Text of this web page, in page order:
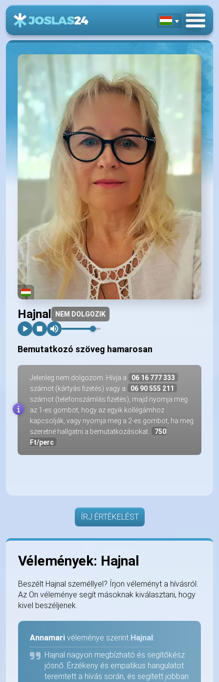
Hajnal NEM DOLGOZIK
Bemutatkozó szöveg hamarosan
Jelenleg nem dolgozom. Hívja a
06 16 777 333
számot (kártyás fizetés) vagy a
06 90 555 211
számot (telefonszámlás fizetés), majd nyomja meg
az 1-es gombot, hogy az egyik kollégámhoz
kapcsolják, vagy nyomja meg a 2-es gombot, ha meg
szeretné hallgatni a bemutatkozásokat.
750
Ft/perc
ÍRJ ÉRTÉKELÉST
Vélemények: Hajnal
Beszélt Hajnal személlyel? Írjon véleményt a hívásról.
Az Ön véleménye segít másoknak kiválasztani, hogy
kivel beszéljenek.
Annamari véleménye szerint Hajnal:
Hajnal nagyon megbízható és segítőkész
jósnő. Érzékeny és empatikus hangulatot
teremtett a hívás során, és segített jobban